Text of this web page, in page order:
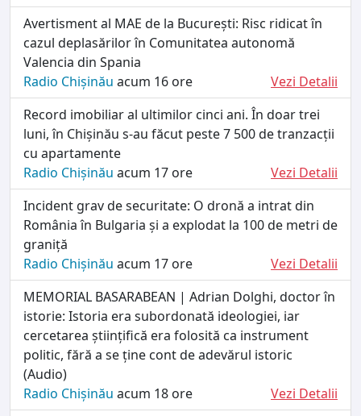
Avertisment al MAE de la București: Risc ridicat în
cazul deplasărilor în Comunitatea autonomă
Valencia din Spania
Radio Chișinău acum 16 ore
Vezi Detalii
Record imobiliar al ultimilor cinci ani. În doar trei
luni, în Chișinău s-au făcut peste 7 500 de tranzacții
cu apartamente
Radio Chișinău acum 17 ore
Vezi Detalii
Incident grav de securitate: O dronă a intrat din
România în Bulgaria și a explodat la 100 de metri de
graniță
Radio Chișinău acum 17 ore
Vezi Detalii
MEMORIAL BASARABEAN | Adrian Dolghi, doctor în
istorie: Istoria era subordonată ideologiei, iar
cercetarea științifică era folosită ca instrument
politic, fără a se ține cont de adevărul istoric
(Audio)
Radio Chișinău acum 18 ore
Vezi Detalii